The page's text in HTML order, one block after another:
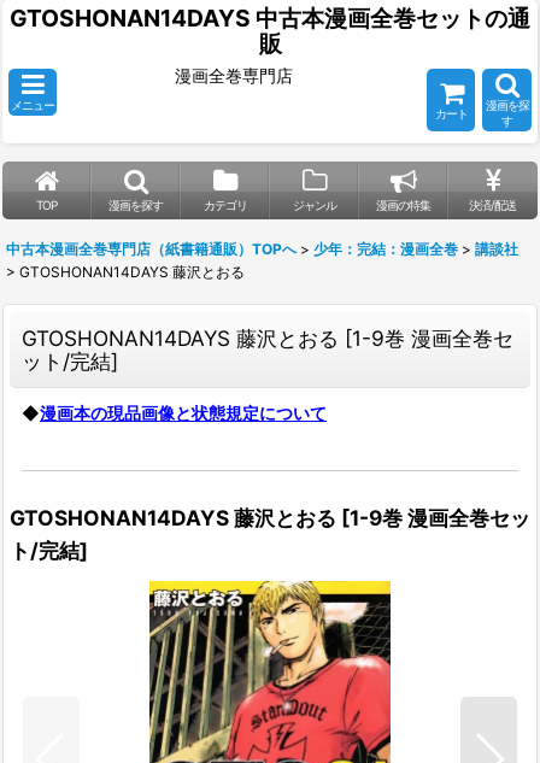
GTOSHONAN14DAYS 中古本漫画全巻セットの通
販
メニュー
漫画全巻専門店
カート
漫画を探
す
TOP 漫画を探す カテゴリ ジャンル 漫画の特集 決済/配送
中古本漫画全巻専門店（紙書籍通販）TOPへ > 少年：完結：漫画全巻 > 講談社
> GTOSHONAN14DAYS 藤沢とおる
GTOSHONAN14DAYS 藤沢とおる [1-9巻 漫画全巻セ
ット/完結]
◆漫画本の現品画像と状態規定について
GTOSHONAN14DAYS 藤沢とおる [1-9巻 漫画全巻セッ
ト/完結]